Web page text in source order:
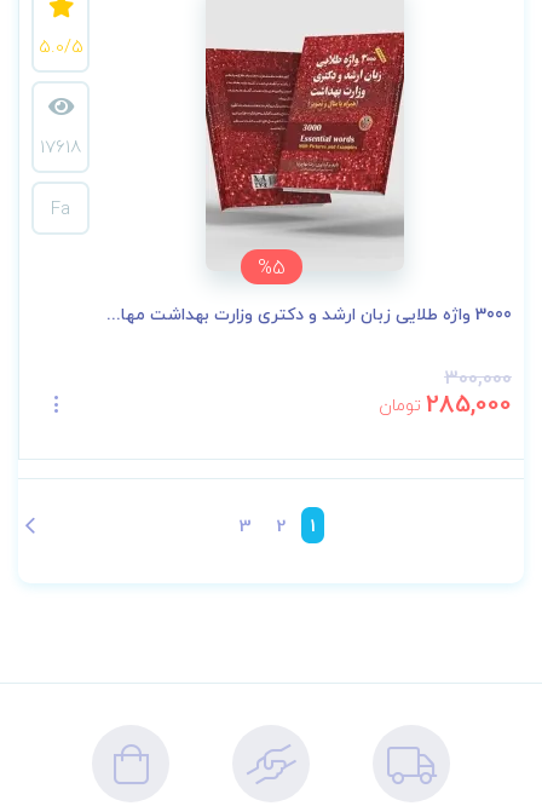
%5
5.0/5
17618
Fa
3000 واژه طلایی زبان ارشد و دکتری وزارت بهداشت مها...
300,000
285,000 تومان
1
2
3